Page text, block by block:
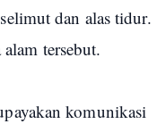
dan alas tidur.
tersebut.
komunikasi